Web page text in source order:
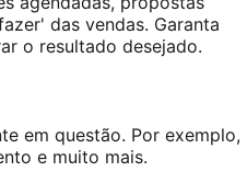
das vendas. Garanta
o resultado desejado.
em questão. Por exemplo,
e muito mais.